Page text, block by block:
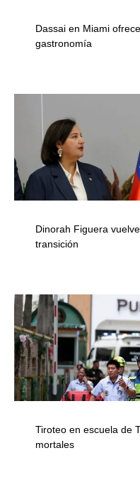
Dassai en Miami
gastronomía
Dinorah Figuera
transición
Tiroteo en escuela de
mortales